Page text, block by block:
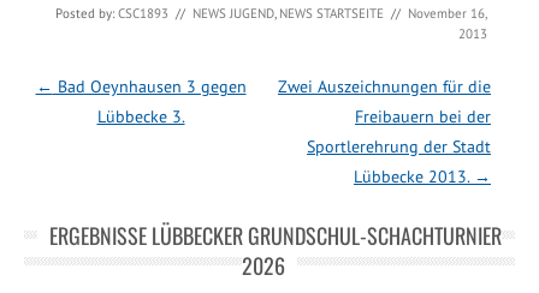
Posted by:CSC1893 // NEWS JUGEND, NEWS STARTSEITE // November 16,
2013
Post navigation
← Bad Oeynhausen 3 gegen
Lübbecke 3.
Zwei Auszeichnungen für die
Freibauern bei der
Sportlerehrung der Stadt
Lübbecke 2013. →
ERGEBNISSE LÜBBECKER GRUNDSCHUL-SCHACHTURNIER
2026